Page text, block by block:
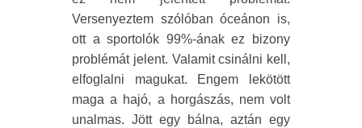
Versenyeztem szólóban óceánon is,
ott a sportolók 99%-ának ez bizony
problémát jelent. Valamit csinálni kell,
elfoglalni magukat. Engem lekötött
maga a hajó, a horgászás, nem volt
unalmas. Jött egy bálna, aztán egy